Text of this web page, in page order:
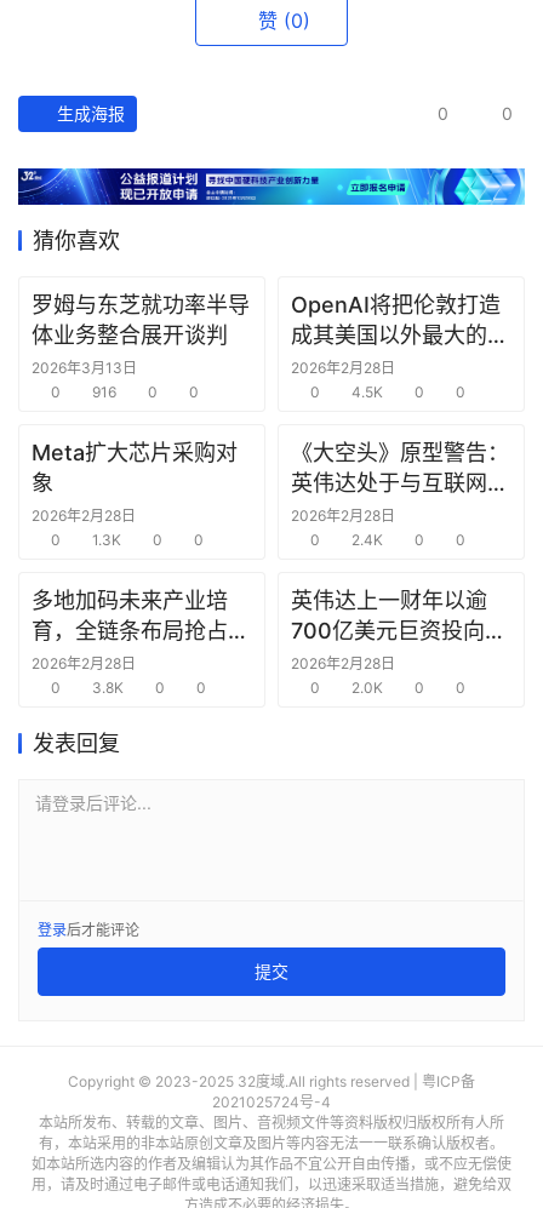
数
据
研
报
告
之
窗
链
合
圈
赞 (0)
生成海报 0 0
猜你喜欢
罗姆与东芝就功率半导
体业务整合展开谈判
2026年3月13日
0
916 0 0
OpenAI将把伦敦打造
成其美国以外最大的研
究中心
2026年2月28日
0
4.5K 0 0
Meta扩大芯片采购对
象
2026年2月28日
0
1.3K 0 0
《大空头》原型警告：
英伟达处于与互联网泡
沫时期思科同样的“危
险境地”
2026年2月28日
0
2.4K 0 0
多地加码未来产业培
育，全链条布局抢占新
赛道先机
2026年2月28日
0
3.8K 0 0
英伟达上一财年以逾
700亿美元巨资投向合
作方，竭力巩固AI芯片
需求
2026年2月28日
0
2.0K 0 0
发表回复
请登录后评论...
登录后才能评论
提交
Copyright © 2023-2025 32度域.All rights reserved | 粤ICP备
2021025724号-4
本站所发布、转载的文章、图片、音视频文件等资料版权归版权所有人所
有，本站采用的非本站原创文章及图片等内容无法一一联系确认版权者。
如本站所选内容的作者及编辑认为其作品不宜公开自由传播，或不应无偿使
用，请及时通过电子邮件或电话通知我们，以迅速采取适当措施，避免给双